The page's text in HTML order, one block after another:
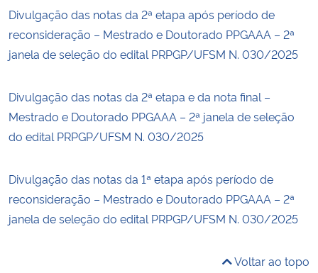
Divulgação das notas da 2ª etapa após período de
reconsideração – Mestrado e Doutorado PPGAAA – 2ª
janela de seleção do edital PRPGP/UFSM N. 030/2025
Divulgação das notas da 2ª etapa e da nota final –
Mestrado e Doutorado PPGAAA – 2ª janela de seleção
do edital PRPGP/UFSM N. 030/2025
Divulgação das notas da 1ª etapa após período de
reconsideração – Mestrado e Doutorado PPGAAA – 2ª
janela de seleção do edital PRPGP/UFSM N. 030/2025
Voltar ao topo